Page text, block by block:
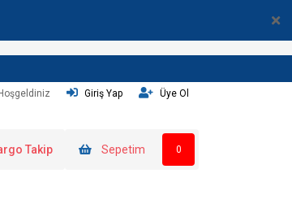
Hoşgeldiniz Giriş Yap Üye Ol
Takip Sepetim 0